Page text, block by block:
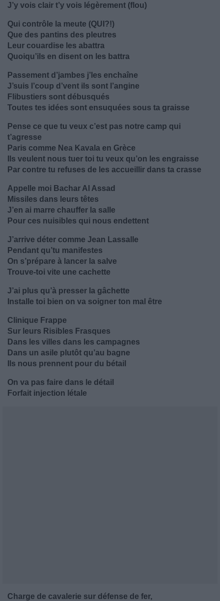
J’y vois clair t’y vois légèrement (flou)
Qui contrôle la meute (QUI?!)
Que des pantins des pleutres
Leur couardise les abattra
Quoiqu’ils en disent on les battra
Passement d’jambes j’les enchaîne
J’suis l’coup d’vent ils sont l’angine
Flibustiers sont débusqués
Toutes tes idées sont ensuquées sous ta graisse
Pense ce que tu veux c’est pas notre camp qui
t’agresse
Paris comme Nea Kavala en Grèce
Ils veulent nous tuer toi tu veux qu’on les engraisse
Par contre tu refuses de les accueillir dans ta crasse
Appelle moi Bachar Al Assad
Missiles dans leurs têtes
J’en ai marre chauffer la salle
Pour ces nuisibles qui nous endettent
J’arrive déter comme Jean Lassalle
Pendant qu’tu manifestes
On s’prépare à lancer la salve
Trouve-toi vite une cachette
J’ai plus qu’à presser la gâchette
Installe toi bien on va soigner ton mal être
Clinique Frappe
Sur leurs Risibles Frasques
Dans les villes dans les campagnes
Dans un asile plutôt qu’au bagne
Ils nous prennent pour du bétail
On va pas faire dans le détail
Forfait injection létale
Charge de cavalerie sur défense de fer,